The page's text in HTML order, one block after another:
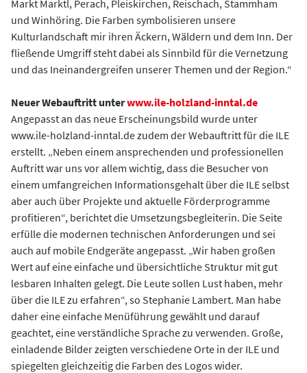
Markt Marktl, Perach, Pleiskirchen, Reischach, Stammham
und Winhöring. Die Farben symbolisieren unsere
Kulturlandschaft mir ihren Äckern, Wäldern und dem Inn. Der
fließende Umgriff steht dabei als Sinnbild für die Vernetzung
und das Ineinandergreifen unserer Themen und der Region.“
Neuer Webauftritt unterwww.ile-holzland-inntal.de
Angepasst an das neue Erscheinungsbild wurde unter
www.ile-holzland-inntal.de zudem der Webauftritt für die ILE
erstellt. „Neben einem ansprechenden und professionellen
Auftritt war uns vor allem wichtig, dass die Besucher von
einem umfangreichen Informationsgehalt über die ILE selbst
aber auch über Projekte und aktuelle Förderprogramme
profitieren“, berichtet die Umsetzungsbegleiterin. Die Seite
erfülle die modernen technischen Anforderungen und sei
auch auf mobile Endgeräte angepasst. „Wir haben großen
Wert auf eine einfache und übersichtliche Struktur mit gut
lesbaren Inhalten gelegt. Die Leute sollen Lust haben, mehr
über die ILE zu erfahren“, so Stephanie Lambert. Man habe
daher eine einfache Menüführung gewählt und darauf
geachtet, eine verständliche Sprache zu verwenden. Große,
einladende Bilder zeigten verschiedene Orte in der ILE und
spiegelten gleichzeitig die Farben des Logos wider.